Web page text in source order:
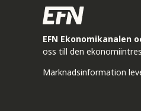
EFN Ekonomikanalen
oss till den
Marknadsinformation